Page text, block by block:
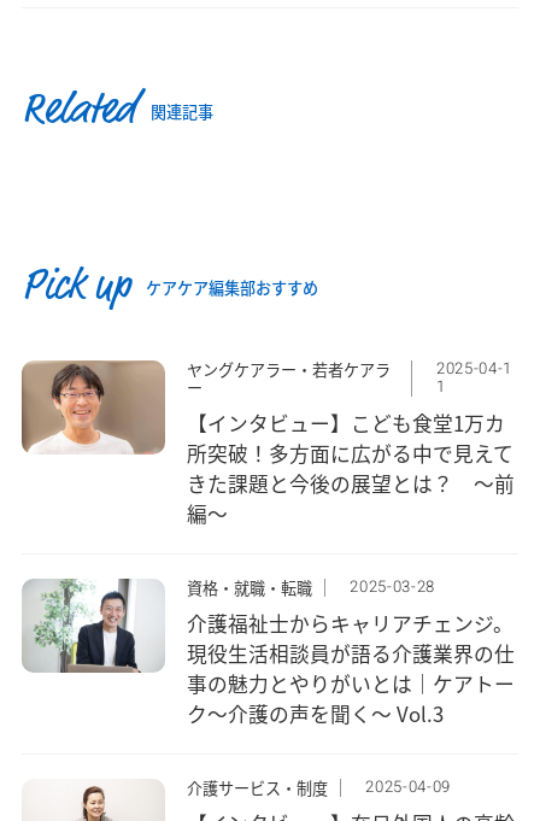
Related 関連記事
Pick up ケアケア編集部おすすめ
ヤングケアラー・若者ケアラ
ー
2025-04-1
1
【インタビュー】こども食堂1万カ
所突破！多方面に広がる中で見えて
きた課題と今後の展望とは？ ～前
編～
資格・就職・転職 2025-03-28
介護福祉士からキャリアチェンジ。
現役生活相談員が語る介護業界の仕
事の魅力とやりがいとは｜ケアトー
ク〜介護の声を聞く〜 Vol.3
介護サービス・制度 2025-04-09